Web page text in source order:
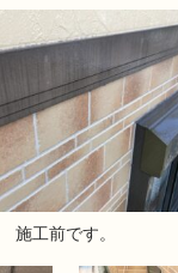
施工前です。